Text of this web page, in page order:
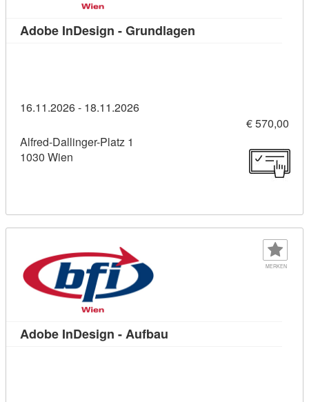
Adobe InDesign - Grundlagen
16.11.2026 - 18.11.2026
€ 570,00
Alfred-Dallinger-Platz 1
1030 Wien
MERKEN
Adobe InDesign - Aufbau